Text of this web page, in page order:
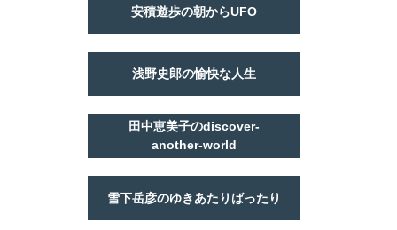
安積遊歩の朝からUFO
浅野史郎の愉快な人生
田中恵美子のdiscover-
another-world
雪下岳彦のゆきあたりばったり